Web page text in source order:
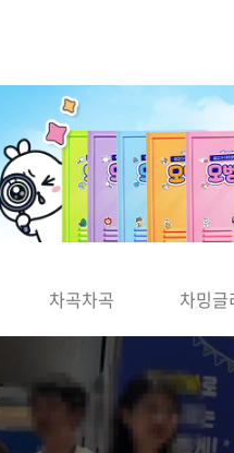
차곡차곡 차밍글